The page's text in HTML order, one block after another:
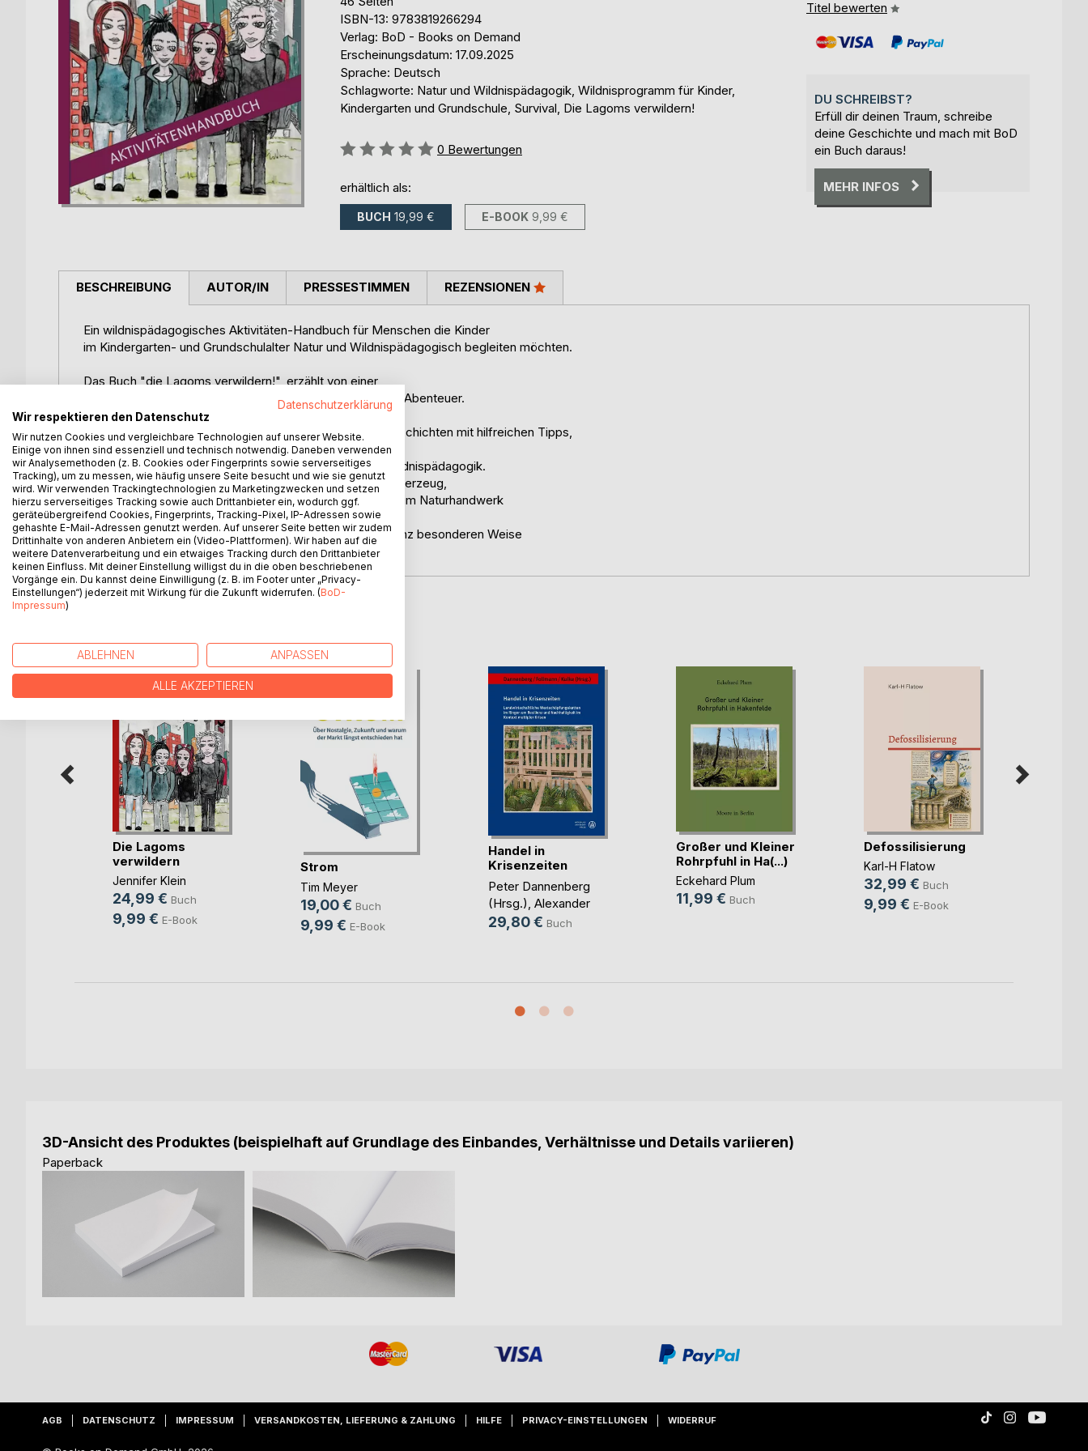
ISBN-13: 9783819266294
Verlag: BoD - Books on Demand
Erscheinungsdatum: 17.09.2025
Sprache: Deutsch
Schlagworte: Natur und Wildnispädagogik, Wildnisprogramm für Kinder,
Kindergarten und Grundschule, Survival, Die Lagoms verwildern!
Bewertung::
0 Bewertungen
erhältlich als:
BUCH 19,99 € E-BOOK 9,99 €
Titel bewerten
DU SCHREIBST?
Erfüll dir deinen Traum, schreibe
deine Geschichte und mach mit BoD
ein Buch daraus!
MEHR INFOS
BESCHREIBUNG
Ein wildnispädagogisches Aktivitäten-Handbuch für Menschen die Kinder
im Kindergarten- und Grundschulalter Natur und Wildnispädagogisch begleiten möchten.
Das Buch "die Lagoms verwildern!", erzählt von einer
winzigen Familie, auf der Suche nach einem aufregenden Abenteuer.
Dieses Aktivitäten Handbuch ist ein Begleitbuch.
Du findest hier spannende Aktivitäten zu den Lagoms Geschichten mit hilfreichen Tipps,
Tricks und wissenswertem zur Arbeit mit Kindern.
Wir reisen quer durch die Basisthemen der Natur- und Wildnispädagogik.
Wir finden Schutz, filtern Wasser, machen Feuer ohne Feuerzeug,
wir finden Nahrung, erleben Wildnisküche, versuchen uns im Naturhandwerk
und entdecken ungeahnte Fähigkeiten.
Lerne bei hier auch etwas über Mentoring und unserer ganz besonderen Weise
Kinder zu begleiten.
AUTOR/IN PRESSESTIMMEN REZENSIONEN
Die Lagoms
verwildern
Jennifer Klein
24,99 € Buch
9,99 € E-Book
Strom
Tim Meyer
19,00 € Buch
9,99 € E-Book
Handel in
Krisenzeiten
Peter Dannenberg
(Hrsg.) Alexander
Follmann (Hrsg.)
29,80 € Buch
Großer und Kleiner
Rohrpfuhl in Ha(...)
Eckehard Plum
11,99 € Buch
Defossilisierung
Karl-H Flatow
32,99 € Buch
9,99 € E-Book
3D-Ansicht des Produktes (beispielhaft auf Grundlage des Einbandes, Verhältnisse und Details variieren)
Paperback
AGB DATENSCHUTZ IMPRESSUM VERSANDKOSTEN, LIEFERUNG & ZAHLUNG HILFE PRIVACY-EINSTELLUNGEN WIDERRUF
Datenschutzerklärung
Wir respektieren den Datenschutz
Wir nutzen Cookies und vergleichbare Technologien auf unserer Website.
Einige von ihnen sind essenziell und technisch notwendig. Daneben verwenden
wir Analysemethoden (z. B. Cookies oder Fingerprints sowie serverseitiges
Tracking), um zu messen, wie häufig unsere Seite besucht und wie sie genutzt
wird. Wir verwenden Trackingtechnologien zu Marketingzwecken und setzen
hierzu serverseitiges Tracking sowie auch Drittanbieter ein, wodurch ggf.
geräteübergreifend Cookies, Fingerprints, Tracking-Pixel, IP-Adressen sowie
gehashte E-Mail-Adressen genutzt werden. Auf unserer Seite betten wir zudem
Drittinhalte von anderen Anbietern ein (Video-Plattformen). Wir haben auf die
weitere Datenverarbeitung und ein etwaiges Tracking durch den Drittanbieter
keinen Einfluss. Mit deiner Einstellung willigst du in die oben beschriebenen
Vorgänge ein. Du kannst deine Einwilligung (z. B. im Footer unter „Privacy-
Einstellungen“) jederzeit mit Wirkung für die Zukunft widerrufen. (BoD-
Impressum)
ABLEHNEN ANPASSEN
ALLE AKZEPTIEREN